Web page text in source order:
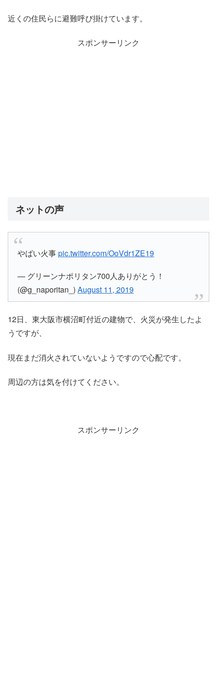
近くの住民らに避難呼び掛けています。
スポンサーリンク
ネットの声
やばい火事pic.twitter.com/OoVdr1ZE19
— グリーンナポリタン700人ありがとう！
(@g_naporitan_)August 11, 2019
12日、東大阪市横沼町付近の建物で、火災が発生したよ
うですが、
現在まだ消火されていないようですので心配です。
周辺の方は気を付けてください。
スポンサーリンク